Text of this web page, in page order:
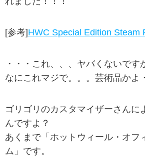
[参考]HWC Special Edition Steam
・・・これ、、、ヤバくないです
なにこれマジで。。。芸術品かよ
ゴリゴリのカスタマイザーさんに
んですよ？
あくまで「ホットウィール・オフ
ム」です。